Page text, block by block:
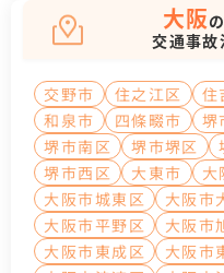
大阪
交通事故
交野市 住之江区 住
和泉市
四條畷市 堺
堺市南区
堺市堺区
堺市西区
大東市 大
大阪市城東区
大阪市
大阪市平野区
大阪市
大阪市東成区
大阪市